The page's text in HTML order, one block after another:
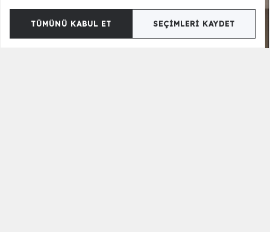
TÜMÜNÜ KABUL ET SEÇIMLERI KAYDET